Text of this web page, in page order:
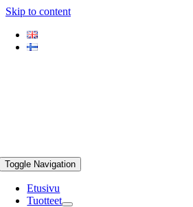
Skip to content
Toggle Navigation
Etusivu
Tuotteet